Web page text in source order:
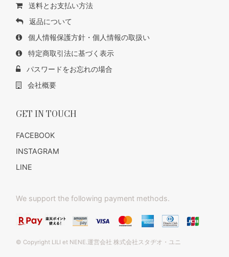
送料とお支払い方法
返品について
個人情報保護方針・個人情報の取扱い
特定商取引法に基づく表示
パスワードをお忘れの場合
会社概要
GET IN TOUCH
FACEBOOK
INSTAGRAM
LINE
We support the following payment methods.
© Copyright LILI et NENE.運営会社 株式会社スタヂオ・ユニ